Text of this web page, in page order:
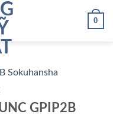
0
GPIP2B